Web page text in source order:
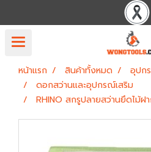
หน้าแรก สินค้าทั้งหมด
อุปก
ดอกสว่านและอุปกรณ์เสริม
RHINO สกรูปลายสว่านยึดไม้ฝ